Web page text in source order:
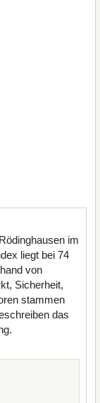
im
liegt bei 74
von
Sicherheit,
stammen
das